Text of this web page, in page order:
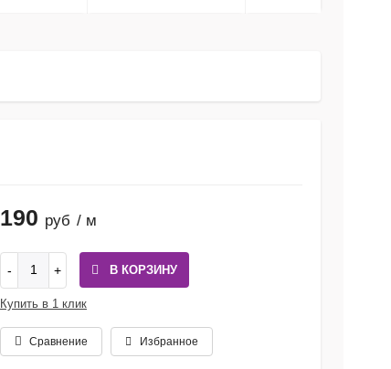
190 руб / м
В КОРЗИНУ
Купить в 1 клик
Сравнение Избранное